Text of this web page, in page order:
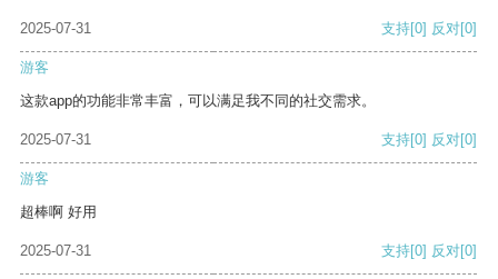
2025-07-31 支持[0] 反对[0]
游客
这款app的功能非常丰富，可以满足我不同的社交需求。
2025-07-31 支持[0] 反对[0]
游客
超棒啊 好用
2025-07-31 支持[0] 反对[0]